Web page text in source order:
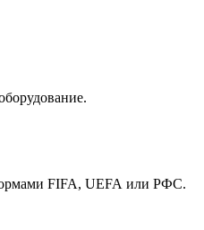
FIFA, UEFA или РФС.